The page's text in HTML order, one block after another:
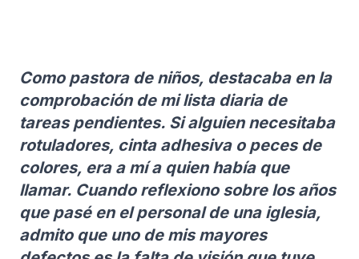
Como pastora de niños, destacaba en la
comprobación de mi lista diaria de
tareas pendientes. Si alguien necesitaba
rotuladores, cinta adhesiva o peces de
colores, era a mí a quien había que
llamar. Cuando reflexiono sobre los años
que pasé en el personal de una iglesia,
admito que uno de mis mayores